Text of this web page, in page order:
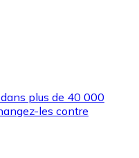
plus de 40 000
les contre